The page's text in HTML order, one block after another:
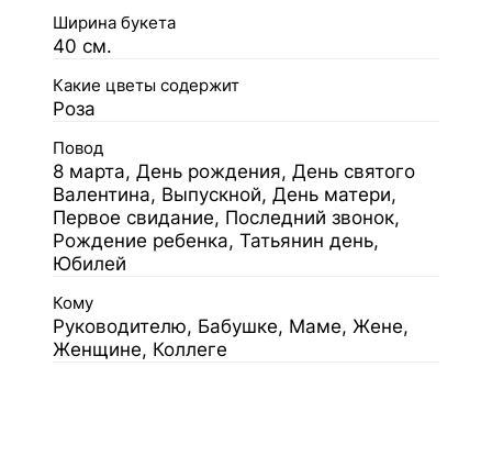
Ширина букета
40 см.
Какие цветы содержит
Роза
Повод
8 марта, День рождения, День святого
Валентина, Выпускной, День матери,
Первое свидание, Последний звонок,
Рождение ребенка, Татьянин день,
Юбилей
Кому
Руководителю, Бабушке, Маме, Жене,
Женщине, Коллеге